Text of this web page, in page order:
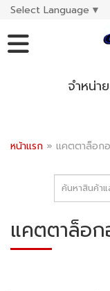
Select Language ▼
จำหน่า
หน้าแรก » แคตตาล็อก
แคตตาล็อ